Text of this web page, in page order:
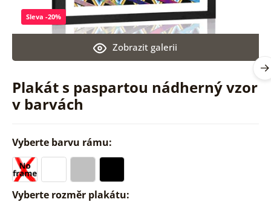
Plakát s paspartou nádherný vzor
v barvách
Zobrazit galerii
Sleva -20%
Vyberte barvu rámu:
Vyberte rozměr plakátu: